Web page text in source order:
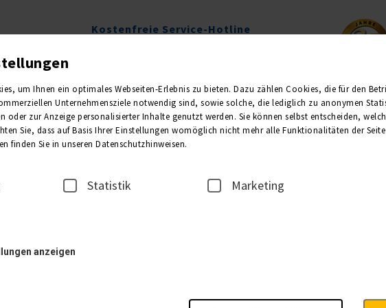
Kostenfreie Service-Hotline
Newsletter Kataloge
REISEANMELDER
Bitte wählen Sie die Anzahl der gewünschten Zimmer:
um Ihnen ein optimales Webseiten-Erlebnis zu bieten. Dazu zählen Cookies, die für den
Unternehmensziele notwendig sind, sowie solche, die lediglich zu anonymen
oder zur Anzeige personalisierter Inhalte genutzt werden. Sie können selbst entscheiden,
Sie, dass auf Basis Ihrer Einstellungen womöglich nicht mehr alle Funktionalitäten der
finden Sie in unseren Datenschutzhinweisen.
Statistik Marketing
anzeigen